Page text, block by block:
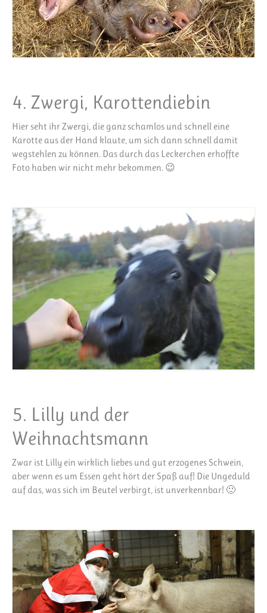
4. Zwergi, Karottendiebin
Hier seht ihr Zwergi, die ganz schamlos und schnell eine
Karotte aus der Hand klaute, um sich dann schnell damit
wegstehlen zu können. Das durch das Leckerchen erhoffte
Foto haben wir nicht mehr bekommen. 😉
5. Lilly und der
Weihnachtsmann
Zwar ist Lilly ein wirklich liebes und gut erzogenes Schwein,
aber wenn es um Essen geht hört der Spaß auf! Die Ungeduld
auf das, was sich im Beutel verbirgt, ist unverkennbar! 🙂